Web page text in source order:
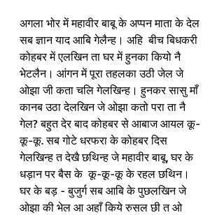
अगला भोर में महावीर बाबू के अप्पन माता के देल
सब ज्ञान याद आबि गेलैन्ह। अहि  बीच बिधकरी
कोहबर में एलखिन ता घर में हुनका कियो नै
भेटलैन। आंगन में पूरा तहलका उठी जेल जे
ओझा जी कता चलि गेलखिन्ह। हुनकर सासु माँ
कानब उठा देलखिन जे ओझा कतो परा ता नै
गेल? बहुत देर बाद कोहबर से आबाज आयल कू-
कू-कू. सब गोटे धरफरा के कोहबर दिस
गेलखिन्ह त देखै छथिन्ह जे महावीर बाबू, घर के
धड़ान पर बैस के  कू-कू-कू के रहल छथिन।
घर के बड़ - बुजुर्ग सब आबि के पुछलखिन जे
ओझा की भेल आ अहाँ किये रुसल छी त ओ